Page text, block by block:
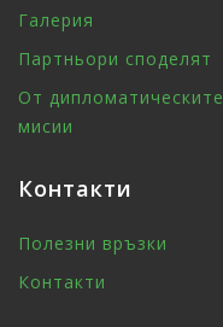
Галерия
Партньори споделят
От дипломатическите
мисии
Контакти
Полезни връзки
Контакти